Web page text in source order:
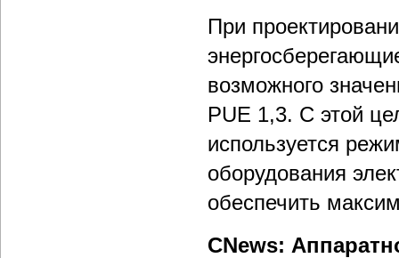
При
возможного
PUE 1,3. С этой
используется
оборудования
обеспечить
CNews: